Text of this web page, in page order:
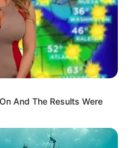
And The Results Were